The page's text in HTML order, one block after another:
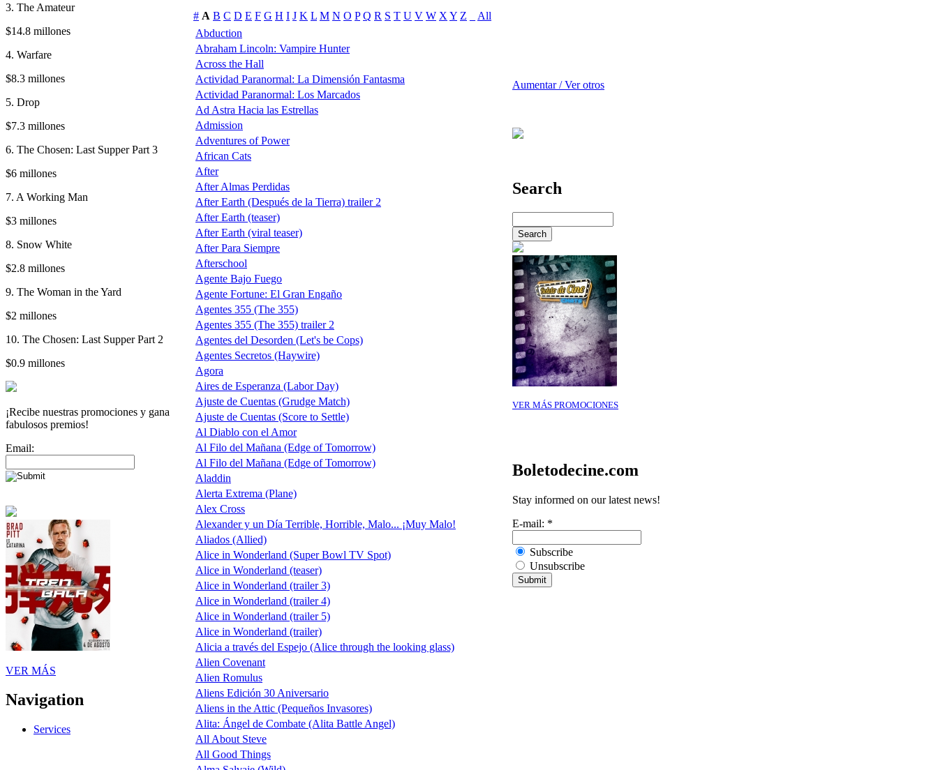
3. The Amateur
$14.8 millones
4. Warfare
$8.3 millones
5. Drop
$7.3 millones
6. The Chosen: Last Supper Part 3
$6 millones
7. A Working Man
$3 millones
8. Snow White
$2.8 millones
9. The Woman in the Yard
$2 millones
10. The Chosen: Last Supper Part 2
$0.9 millones
¡Recibe nuestras promociones y gana
fabulosos premios!
Email:
VER MÁS
Navigation
Services
# A B C D E F G H I J K L M N O P Q R S T U V W X Y Z
All
Abduction
Abraham Lincoln: Vampire Hunter
Across the Hall
Actividad Paranormal: La Dimensión Fantasma
Actividad Paranormal: Los Marcados
Ad Astra Hacia las Estrellas
Admission
Adventures of Power
African Cats
After
After Almas Perdidas
After Earth (Después de la Tierra) trailer 2
After Earth (teaser)
After Earth (viral teaser)
After Para Siempre
Afterschool
Agente Bajo Fuego
Agente Fortune: El Gran Engaño
Agentes 355 (The 355)
Agentes 355 (The 355) trailer 2
Agentes del Desorden (Let's be Cops)
Agentes Secretos (Haywire)
Agora
Aires de Esperanza (Labor Day)
Ajuste de Cuentas (Grudge Match)
Ajuste de Cuentas (Score to Settle)
Al Diablo con el Amor
Al Filo del Mañana (Edge of Tomorrow)
Al Filo del Mañana (Edge of Tomorrow)
Aladdin
Alerta Extrema (Plane)
Alex Cross
Alexander y un Día Terrible, Horrible, Malo... ¡Muy Malo!
Aliados (Allied)
Alice in Wonderland (Super Bowl TV Spot)
Alice in Wonderland (teaser)
Alice in Wonderland (trailer 3)
Alice in Wonderland (trailer 4)
Alice in Wonderland (trailer 5)
Alice in Wonderland (trailer)
Alicia a través del Espejo (Alice through the looking glass)
Alien Covenant
Alien Romulus
Aliens Edición 30 Aniversario
Aliens in the Attic (Pequeños Invasores)
Alita: Ángel de Combate (Alita Battle Angel)
All About Steve
All Good Things
Aumentar / Ver otros
Search
VER MÁS PROMOCIONES
Boletodecine.com
Stay informed on our latest news!
E-mail: *
Subscribe
Unsubscribe